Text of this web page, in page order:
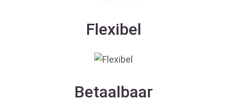
Flexibel
Betaalbaar